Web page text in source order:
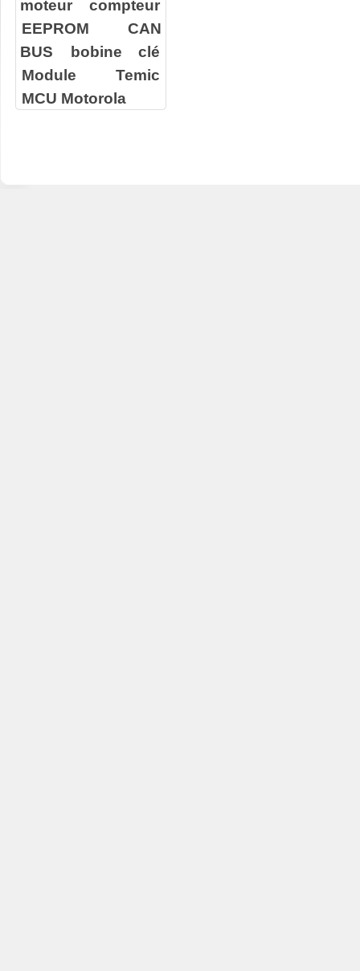
moteur compteur
EEPROM
CAN
BUS
bobine clé
Module Temic
MCU Motorola